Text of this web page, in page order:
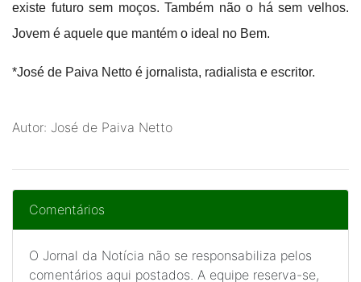
existe futuro sem moços. Também não o há sem velhos.
Jovem é aquele que mantém o ideal no Bem.
*José de Paiva Netto é jornalista, radialista e escritor.
Autor: José de Paiva Netto
Comentários
O Jornal da Notícia não se responsabiliza pelos
comentários aqui postados. A equipe reserva-se,